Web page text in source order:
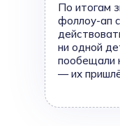
По итогам
фоллоу-ап
ни одной
пообещали
— их